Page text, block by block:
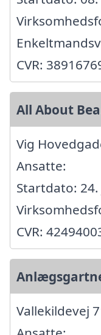
CVR:
All About
Vig
Ansatte:
Startdato:
CVR:
Vallekildevej